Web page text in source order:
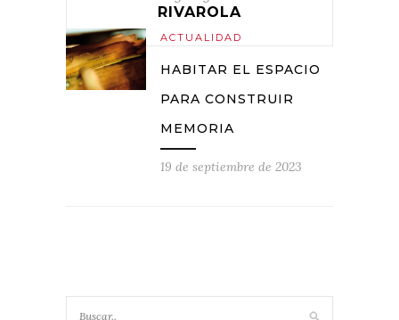
RIVAROLA
ACTUALIDAD
HABITAR EL ESPACIO
PARA CONSTRUIR
MEMORIA
19 de septiembre de 2023